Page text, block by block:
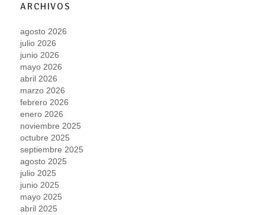
ARCHIVOS
agosto 2026
julio 2026
junio 2026
mayo 2026
abril 2026
marzo 2026
febrero 2026
enero 2026
noviembre 2025
octubre 2025
septiembre 2025
agosto 2025
julio 2025
junio 2025
mayo 2025
abril 2025